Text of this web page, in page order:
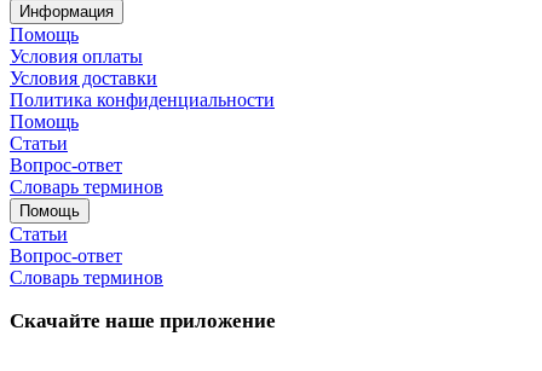
Информация
Помощь
Условия оплаты
Условия доставки
Политика конфиденциальности
Помощь
Статьи
Вопрос-ответ
Словарь терминов
Помощь
Статьи
Вопрос-ответ
Словарь терминов
Скачайте наше приложение